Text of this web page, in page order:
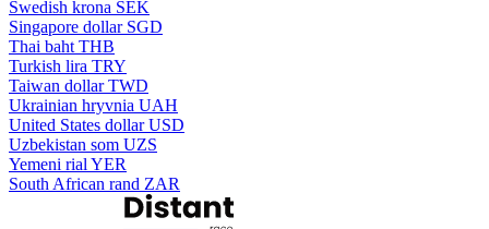
Swedish krona SEK
Singapore dollar SGD
Thai baht THB
Turkish lira TRY
Taiwan dollar TWD
Ukrainian hryvnia UAH
United States dollar USD
Uzbekistan som UZS
Yemeni rial YER
South African rand ZAR